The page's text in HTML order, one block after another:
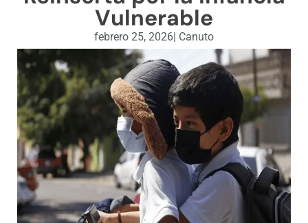
Vulnerable
febrero 25, 2026| Canuto